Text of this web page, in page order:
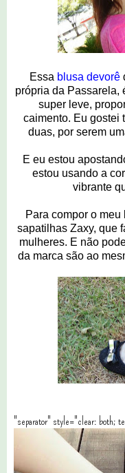
Essa blusa devorê
própria da Passarela,
super leve,
caimento. Eu gostei
duas, por serem
E eu estou
estou usando a
vibrante
Para compor o
sapatilhas Zaxy, que
mulheres. E não
da marca são ao
"separator" style="clear: both;